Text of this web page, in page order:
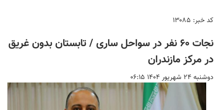
کد خبر: ۱۳۰۸۵
نجات ۶۰ نفر در سواحل ساری / تابستان بدون غریق
در مرکز مازندران
دوشنبه ۲۴ شهريور ۱۴۰۴ ۰۶:۱۵